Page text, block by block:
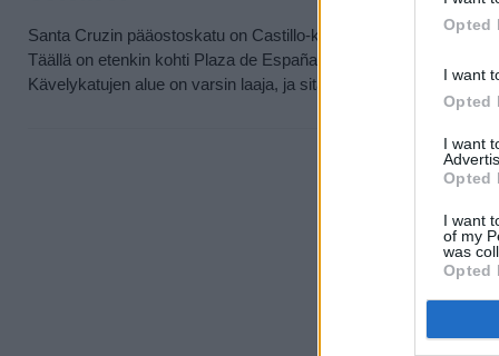
Opted
I want
Opted
I want
Opted
I want
of my
was
Opted
Santa Cruzin pääostoskatu on Castillo-kävelykatu, jonka sivu-
Täällä on etenkin kohti Plaza de Españaa mentäessä ja Plaza
Kävelykatujen alue on varsin laaja, ja sitä kannattaa muulloin